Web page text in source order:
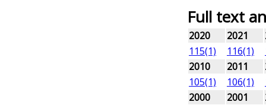
Full text
2020 2021
115(1)
116(1)
2010
2011
105(1)
106(1)
2000
2001